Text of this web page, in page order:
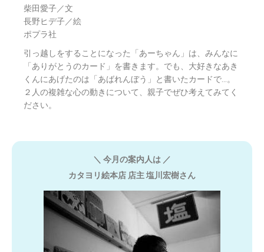
柴田愛子／文
長野ヒデ子／絵
ポプラ社
引っ越しをすることになった「あーちゃん」は、みんなに
「ありがとうのカード」を書きます。でも、大好きなあき
くんにあげたのは「あばれんぼう」と書いたカードで…。
２人の複雑な心の動きについて、親子でぜひ考えてみてく
ださい。
＼ 今月の案内人は ／
カタヨリ絵本店 店主 塩川宏樹さん